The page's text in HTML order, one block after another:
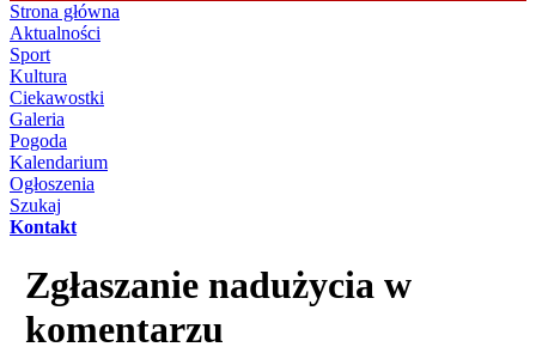
Strona główna
Aktualności
Sport
Kultura
Ciekawostki
Galeria
Pogoda
Kalendarium
Ogłoszenia
Szukaj
Kontakt
Zgłaszanie nadużycia w
komentarzu